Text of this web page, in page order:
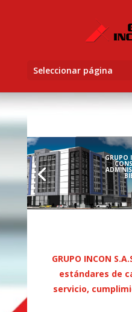
Seleccionar página
GRUPO
GRUPO INCON
estándares de
servicio,